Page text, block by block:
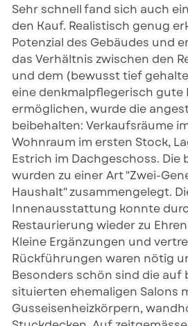
Sehr schnell fand sich auch
den Kauf. Realistisch genug
Potenzial des Gebäudes und
das Verhältnis zwischen den
und dem (bewusst tief
eine denkmalpflegerisch gute
ermöglichen, wurde die
beibehalten: Verkaufsräume
Wohnraum im ersten Stock,
Estrich im Dachgeschoss. Die
wurden zu einer Art "Zwei-
Haushalt" zusammengelegt.
Innenausstattung konnte
Restaurierung wieder zu
Kleine Ergänzungen und
Rückführungen waren nötig
Besonders schön sind die auf
situierten ehemaligen Salons
Gusseisenheizkörpern,